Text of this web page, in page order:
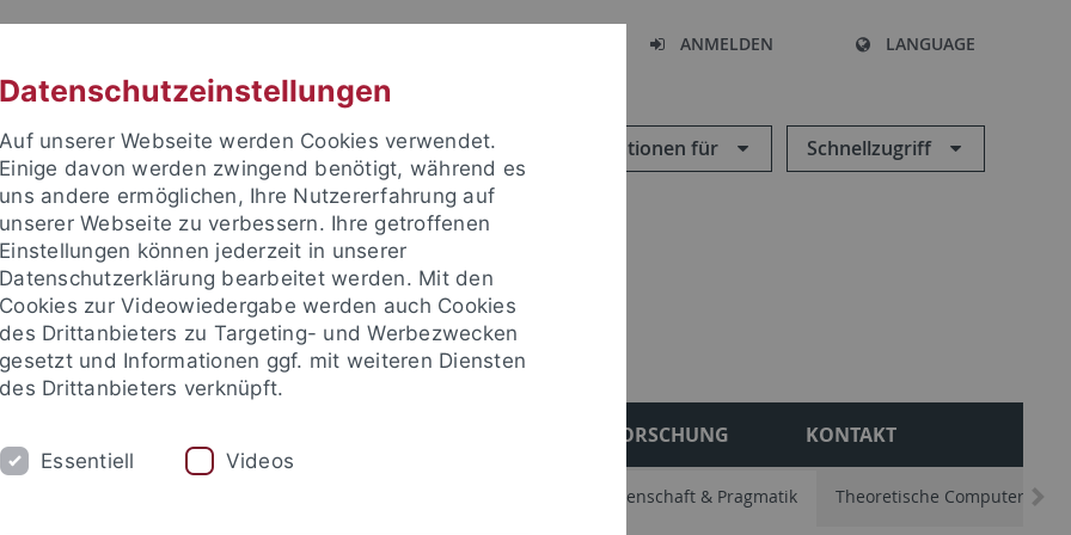
ANMELDEN LANGUAGE
Informationen für Schnellzugriff
FORSCHUNG KONTAKT
Allg. Sprachwissenschaft & Pragmatik Theoretische
Datenschutzeinstellungen
Auf unserer Webseite werden Cookies verwendet.
Einige davon werden zwingend benötigt, während es
uns andere ermöglichen, Ihre Nutzererfahrung auf
unserer Webseite zu verbessern. Ihre getroffenen
Einstellungen können jederzeit in unserer
Datenschutzerklärung bearbeitet werden. Mit den
Cookies zur Videowiedergabe werden auch Cookies
des Drittanbieters zu Targeting- und Werbezwecken
gesetzt und Informationen ggf. mit weiteren Diensten
des Drittanbieters verknüpft.
Essentiell Videos